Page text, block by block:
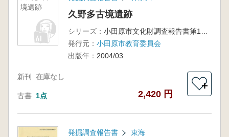
境遺跡
久野多古境遺跡
シリーズ：
発行元： 小田原市教育委員会
出版年： 2004/03
新刊 在庫なし
古書 1点 2,420 円
＋
発掘調査報告書 東海